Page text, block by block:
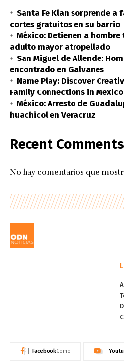
Santa Fe Klan sorprende a
cortes gratuitos en su barrio
México: Detienen a
adulto mayor atropellado
San Miguel de Allende:
encontrado en Galvanes
Name Play: Discover
Family Connections in Mexico
México: Arresto de
huachicol en Veracruz
Recent Comments
No hay comentarios que
FacebookComo